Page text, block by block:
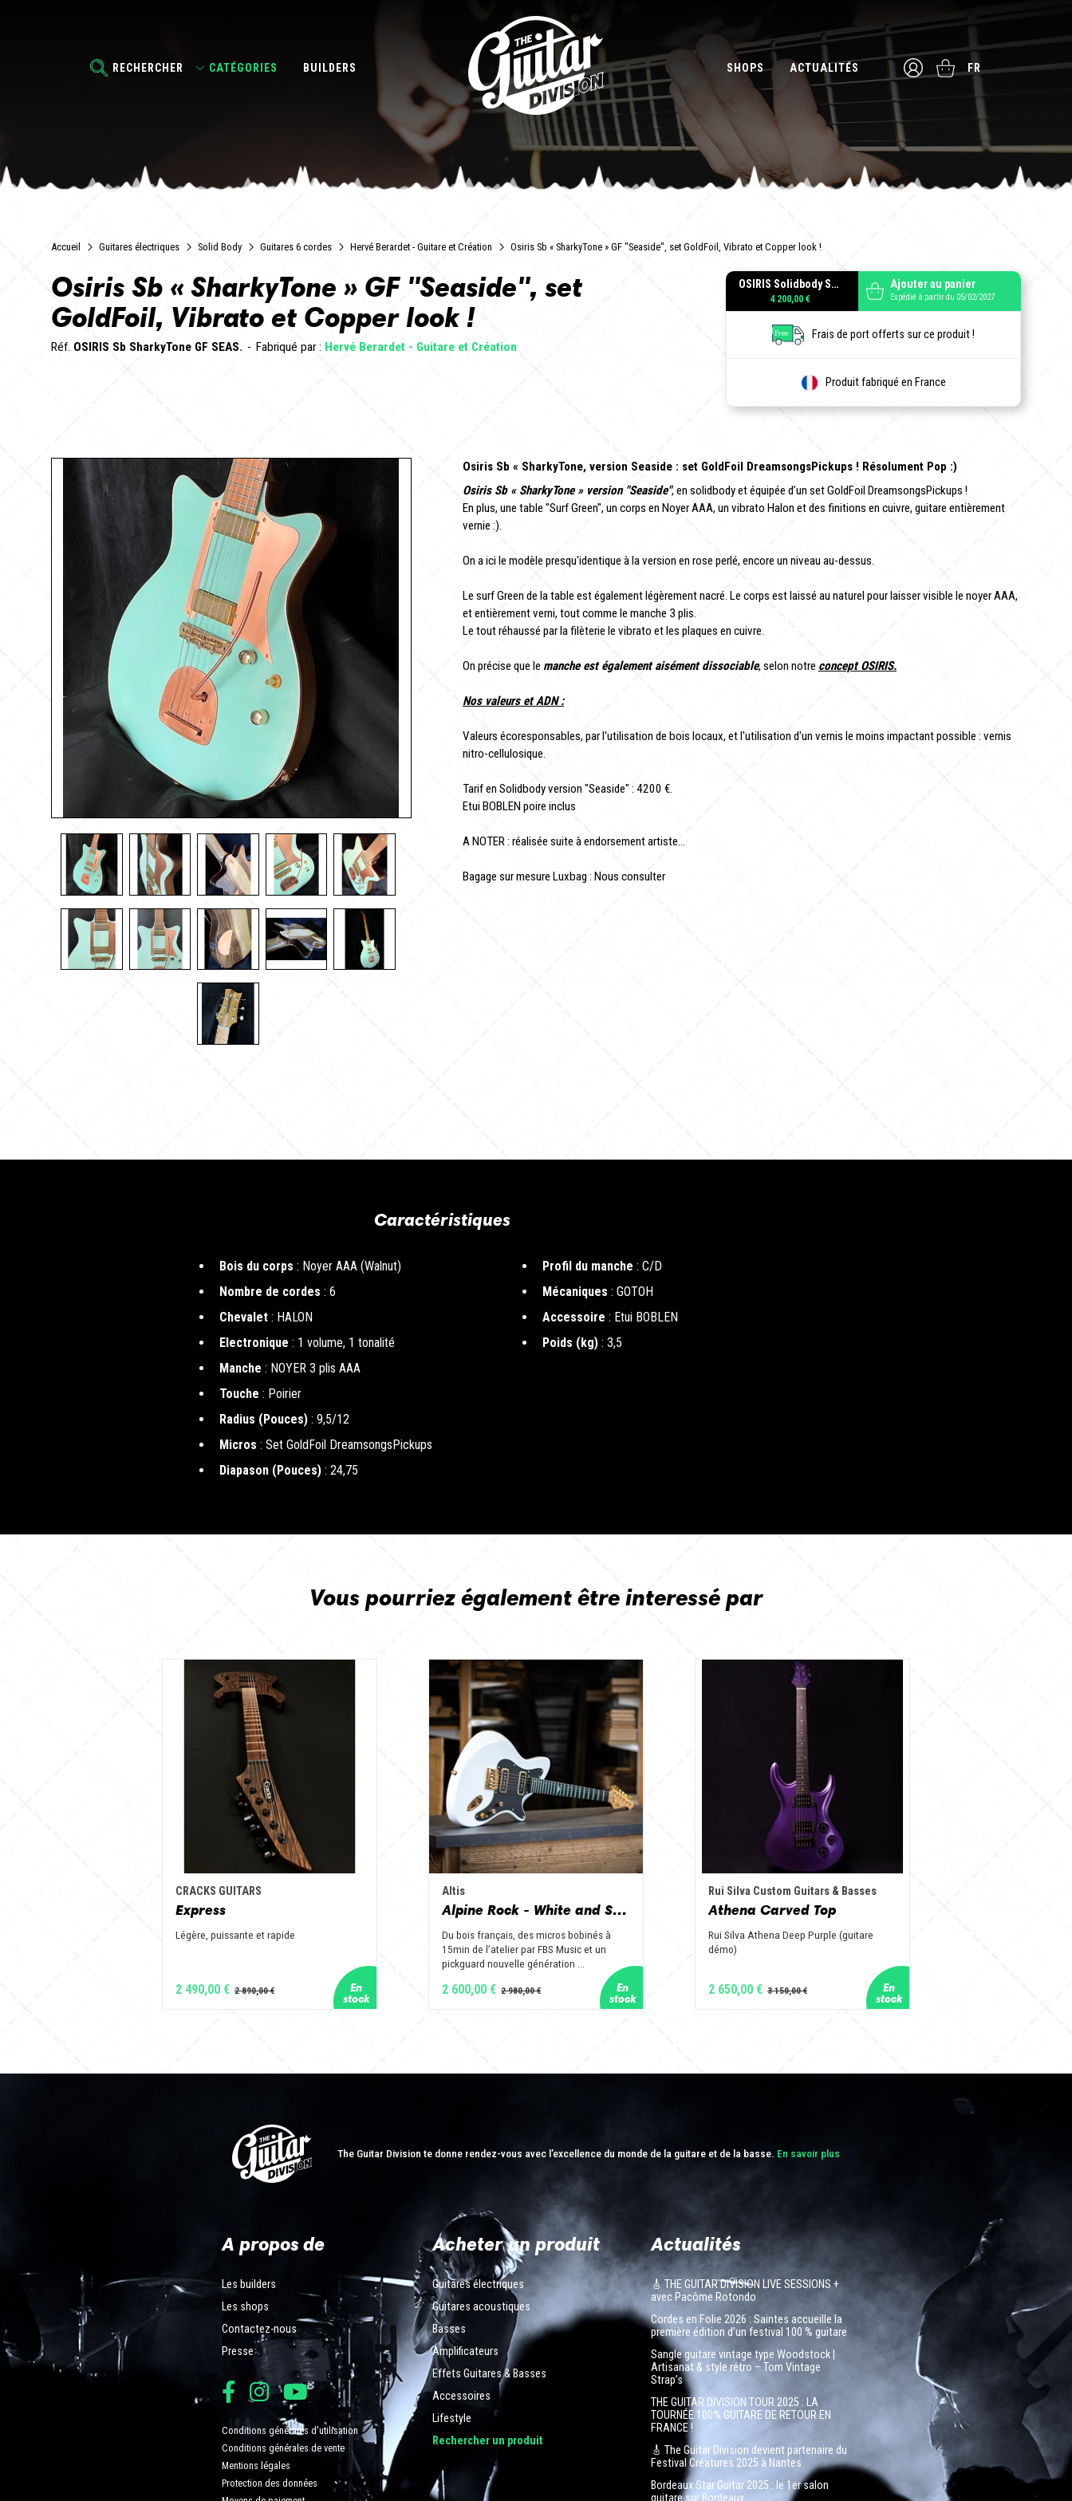
RECHERCHER CATÉGORIES BUILDERS SHOPS ACTUALITÉS FR
Accueil Guitares électriques Solid Body Guitares 6 cordes Hervé Berardet - Guitare et Création Osiris Sb « SharkyTone » GF "Seaside", set GoldFoil, Vibrato et Copper look !
Osiris Sb « SharkyTone » GF "Seaside", set
GoldFoil, Vibrato et Copper look !
Réf. OSIRIS Sb SharkyTone GF SEAS. Fabriqué par : Hervé Berardet - Guitare et Création
OSIRIS Solidbody SharkyTone GF SEASIDE
4 200,00 €
Ajouter au panier
Expédié à partir du 05/02/2027
Frais de port offerts sur ce produit !
Produit fabriqué en France
Osiris Sb « SharkyTone, version Seaside : set GoldFoil DreamsongsPickups ! Résolument Pop :)
Osiris Sb « SharkyTone » version "Seaside", en solidbody et équipée d’un set GoldFoil DreamsongsPickups !
En plus, une table "Surf Green", un corps en Noyer AAA, un vibrato Halon et des finitions en cuivre, guitare entièrement
vernie :).
On a ici le modèle presqu'identique à la version en rose perlé, encore un niveau au-dessus.
Le surf Green de la table est également légèrement nacré. Le corps est laissé au naturel pour laisser visible le noyer AAA,
et entièrement verni, tout comme le manche 3 plis.
Le tout réhaussé par la filèterie le vibrato et les plaques en cuivre.
On précise que le manche est également aisément dissociable, selon notre concept OSIRIS.
Nos valeurs et ADN :
Valeurs écoresponsables, par l'utilisation de bois locaux, et l'utilisation d'un vernis le moins impactant possible : vernis
nitro-cellulosique.
Tarif en Solidbody version "Seaside" : 4200 €.
Etui BOBLEN poire inclus
A NOTER : réalisée suite à endorsement artiste...
Bagage sur mesure Luxbag : Nous consulter
Caractéristiques
Bois du corps : Noyer AAA (Walnut)
Nombre de cordes : 6
Chevalet: HALON
Electronique : 1 volume, 1 tonalité
Manche : NOYER 3 plis AAA
Touche : Poirier
Radius (Pouces): 9,5/12
Micros : Set GoldFoil DreamsongsPickups
Diapason (Pouces): 24,75
Profil du manche : C/D
Mécaniques : GOTOH
Accessoire : Etui BOBLEN
Poids (kg) : 3,5
Vous pourriez également être interessé par
CRACKS GUITARS
Express
Légère, puissante et rapide
2 490,00 €
Altis
Alpine Rock - White and Slate
Du bois français, des micros bobinés à
15min de l’atelier par FBS Music et un
pickguard nouvelle génération ...
2 600,00 €
Rui Silva Custom Guitars & Basses
Athena Carved Top
Rui Silva Athena Deep Purple (guitare
démo)
2 650,00 €
The Guitar Division te donne rendez-vous avec l’excellence du monde de la guitare et de la basse. En savoir plus
A propos de
Les builders
Les shops
Contactez-nous
Presse
Conditions générales d'utilisation
Conditions générales de vente
Mentions légales
Protection des données
Acheter un produit
Guitares électriques
Guitares acoustiques
Basses
Amplificateurs
Effets Guitares & Basses
Accessoires
Lifestyle
Rechercher un produit
Actualités
🎸 THE GUITAR DIVISION LIVE SESSIONS +
avec Pacôme Rotondo
Cordes en Folie 2026 : Saintes accueille la
première édition d’un festival 100 % guitare
Sangle guitare vintage type Woodstock |
Artisanat & style rétro – Tom Vintage
Strap’s
THE GUITAR DIVISION TOUR 2025 : LA
TOURNÉE 100% GUITARE DE RETOUR EN
FRANCE !
🎸 The Guitar Division devient partenaire du
Festival Créatures 2025 à Nantes
Bordeaux Star Guitar 2025 : le 1er salon
guitare sur Bordeaux